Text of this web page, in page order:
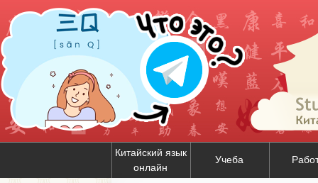
Китайский язык
онлайн
Учеба